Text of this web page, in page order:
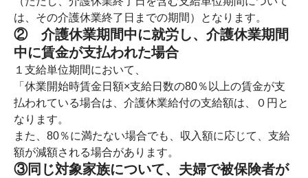
は、その介護休業終了日までの期間）となります。
② 介護休業期間中に就労し、介護休業期間
中に賃金が支払われた場合
１支給単位期間において、
「休業開始時賃金日額×支給日数の80％以上の賃金が支
払われている場合は、介護休業給付の支給額は、０円と
なります。
また、80％に満たない場合でも、収入額に応じて、支給
額が減額される場合があります。
③同じ対象家族について、夫婦で被保険者が